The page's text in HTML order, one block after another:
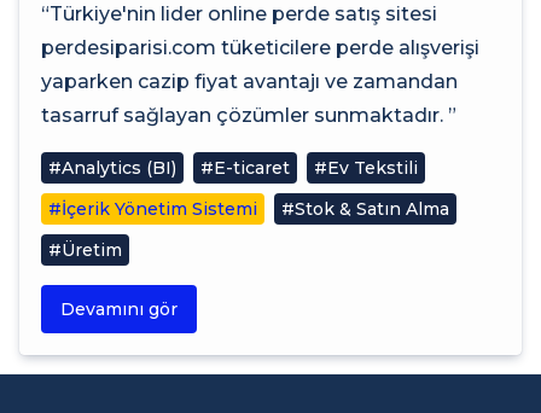
“Türkiye'nin lider online perde satış sitesi
perdesiparisi.com tüketicilere perde alışverişi
yaparken cazip fiyat avantajı ve zamandan
tasarruf sağlayan çözümler sunmaktadır. ”
#Analytics (BI) #E-ticaret
#Ev Tekstili
#İçerik Yönetim Sistemi
#Stok & Satın Alma
#Üretim
Devamını gör